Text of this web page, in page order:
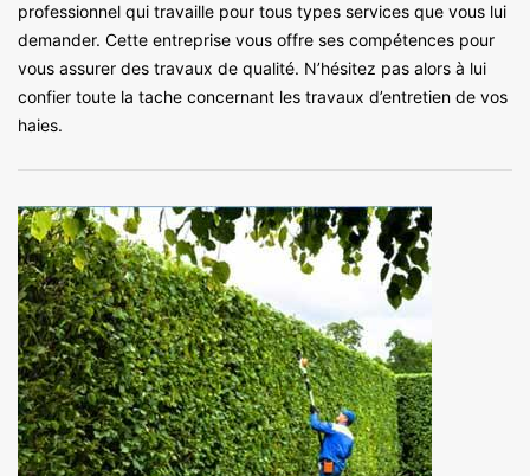
professionnel qui travaille pour tous types services que vous lui
demander. Cette entreprise vous offre ses compétences pour
vous assurer des travaux de qualité. N’hésitez pas alors à lui
confier toute la tache concernant les travaux d’entretien de vos
haies.